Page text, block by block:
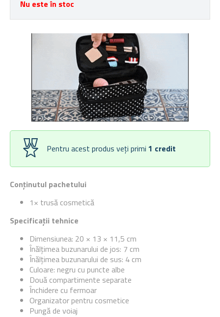
Conținutul pachetului
1× trusă cosmetică
Specificații tehnice
Dimensiunea: 20 × 13 × 11,5 cm
Înălțimea buzunarului de jos: 7 cm
Înălțimea buzunarului de sus: 4 cm
Culoare: negru cu puncte albe
Două compartimente separate
Închidere cu fermoar
Organizator pentru cosmetice
Pungă de voiaj
Nu este în stoc
Pentru acest produs veți primi 1 credit